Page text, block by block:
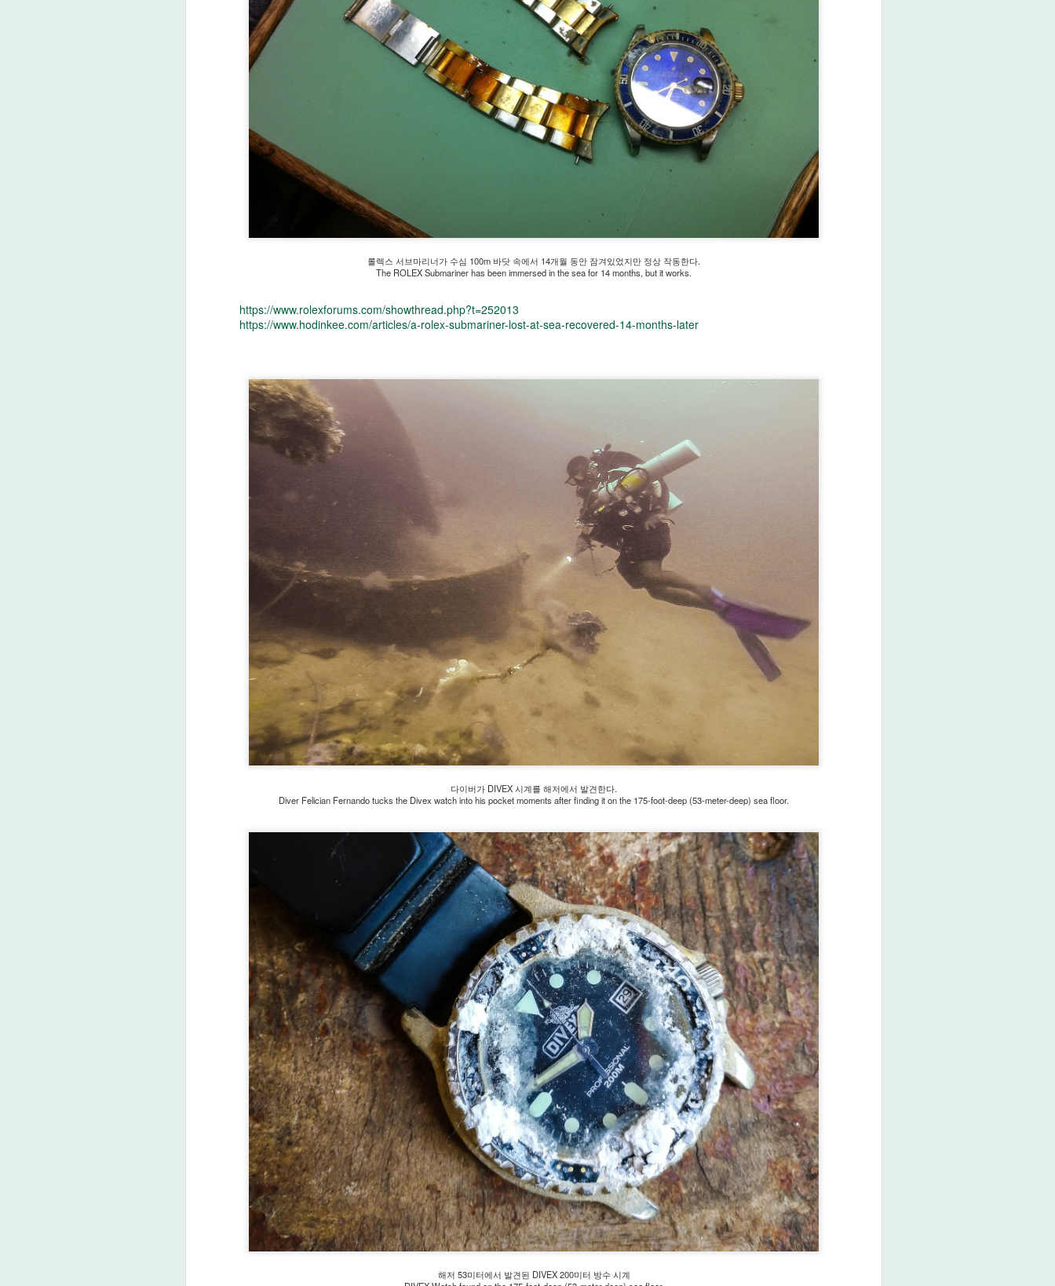
롤렉스 서브마리너가 수심 100m 바닷 속에서 14개월 동안 잠겨있었지만 정상 작동한다.
The ROLEX Submariner has been immersed in the sea for 14 months, but it works.
https://www.rolexforums.com/showthread.php?t=252013
https://www.hodinkee.com/articles/a-rolex-submariner-lost-at-sea-recovered-14-months-later
다이버가 DIVEX 시계를 해저에서 발견한다.
Diver Felician Fernando tucks the Divex watch into his pocket moments after finding it on the 175-foot-deep (53-meter-deep) sea floor.
해저 53미터에서 발견된 DIVEX 200미터 방수 시계
OCT
12
ROLEX - 일본 롤렉스 시계 프리미엄 가격 순위 2019
년 9월 Top 10 ROLEX Watches at a Premium Price in
Japan in September 2019
일본 로렉스 시계 정가와 병행수입가격을 비교하여 프리미엄을 계산하였
Premiums are calculated by comparing the list prices with the market
prices for ROLEX watches in Japan.
AUG
5
년 8월 Top 10 ROLEX Watches at a Premium Price in
Japan in August 2019
prices for ROLEX watches in Japan.
5
년 7월 Top 10 ROLEX Watches at a Premium Price in
Japan in July 2019
일본 로렉스 시계 정가와 병행수입가격을 비교하여 프리미엄을 계산하였
다.
Premiums are calculated by comparing the list prices with the market
ROLEX - 일본 롤렉스 시계 프리미엄 가격 순위 2019
년 6월 Top 10 ROLEX Watches at a Premium Price in
Japan in June 2019
일본 로렉스 시계 정가와 병행수입가격을 비교하여 프리미엄을 계산하였
다.
Premiums are calculated by comparing the list prices with the market
prices for ROLEX watches in Japan.
MAY
30
ROLEX - 롤렉스 시계 국내 공급 물량 부족 원인 (한국
시장가격 상승 원인) Reasons for Supply Shortage of
ROLEX Watches in Korea
영국 매출과 한국 면세점 매출을 통해, 로렉스 시계 국내 공급 물량이 감
소하고 국내 시장 가격이 상승한 이유를 살펴본다.
Let's look at the reasons why the supply of ROLEX watches have
decreased and the market prices of ROLEX watches have risen in
South Korea by means of sales in the United Kingdom and sales at the
duty-free shops in Korea.
1. 국내 수입 물량 감소 (Decline in Imports to Korea)
한국과 영국 매출과 비교를 통해서 2017년 이후 한국 수입 물량 감소 원
인이 무엇인지 추측해본다.
ROLEX - 영국 롤렉스 매출액과 이익 2007년 - 2017년
Revenue and Profit of Rolex Watch Company Limited
in UK 2007 - 2017
롤렉스 매거진이 공개한 영국에서 롤렉스의 매출과 이익을 살펴본다.
http://www.rolexmagazine.com/2018/10/what-is-really-going-on-with-
rolex.html
http://wck2.companieshouse.gov.uk
1. 영국 롤렉스 최근 10년간 매출과 이익
2017년 매출은 329백만 파운드 (약 5천억원) 이다.
주의할 것은, 로렉스가 영국 딜러에게 공급한 도매가격 기준이다.
2. 최근 매출과 이익 상승 원인
최근 롤렉스 물량 부족이라고 여기저기 아우성이지만, 영국에서는 오히
려 매출과 이익이 크게 증가한 원인은 무엇일까?
A. 매출상승 원인: 브렉시트
MAY
30
ROLEX - 롤렉스 면세점 매출액 2013년 - 2017년
ROLEX Sales at the Duty-Free Shops in KOREA
2013 - 2017
관세청에서 공개한 국내 면세점에서 롤렉스 시계 매출액 변화를 살펴본
다.
Let's look at the changes in sales of ROLEX watches at duty-free
shops in Korea unveiled by the Korea customs service (KSC).
https://www.trndf.com/news/newsview.php?ncode=1065590501197051
2018년 Comparison of ROLEX and TUDOR in terms